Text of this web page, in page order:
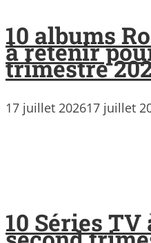
10 albums
à retenir
trimestre
17 juillet 202617 juillet
10 Séries